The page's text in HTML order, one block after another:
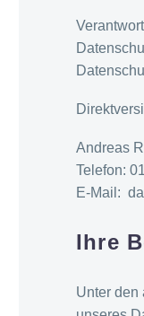
Andreas
Telefon:
E-Mail:
Ihre
Unter den